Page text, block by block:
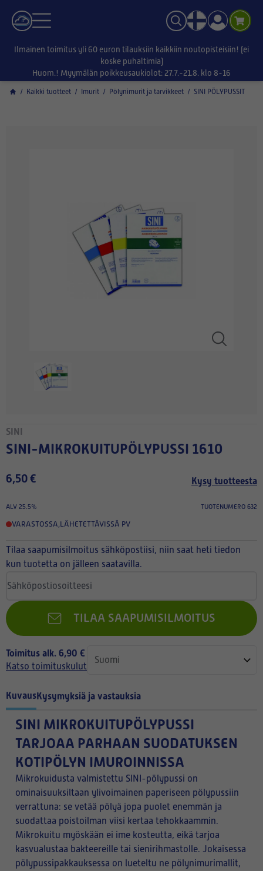
Ilmainen toimitus yli 60 euron tilauksiin kaikkiin noutopisteisiin! (ei
koske puhaltimia)
Huom.! Myymälän poikkeusaukiolot: 27.7.-21.8. klo 8-16
/ Kaikki tuotteet / Imurit / Pölynimurit ja tarvikkeet / SINI PÖLYPUSSIT
SINI
SINI-MIKROKUITUPÖLYPUSSI 1610
6,50 € Kysy tuotteesta
ALV 25.5% TUOTENUMERO 632
VARASTOSSA LÄHETETTÄVISSÄ PV
Tilaa saapumisilmoitus sähköpostiisi, niin saat heti tiedon
kun tuotetta on jälleen saatavilla.
TILAA SAAPUMISILMOITUS
Toimitus alk. 6,90 €
Katso toimituskulut
KuvausKysymyksiä ja vastauksia
SINI MIKROKUITUPÖLYPUSSI
TARJOAA PARHAAN SUODATUKSEN
KOTIPÖLYN IMUROINNISSA
Mikrokuidusta valmistettu SINI-pölypussi on
ominaisuuksiltaan ylivoimainen paperiseen pölypussiin
verrattuna: se vetää pölyä jopa puolet enemmän ja
suodattaa poistoilman viisi kertaa tehokkaammin.
Mikrokuitu myöskään ei ime kosteutta, eikä tarjoa
kasvualustaa bakteereille tai sienirihmastolle. Jokaisessa
pölypussipakkauksessa on lueteltu ne pölynimurimallit,